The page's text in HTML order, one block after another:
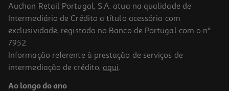
Caixa Em Vidro Redonda Actuel Hermética Com Válvula 0.4l
3.49 €/un
Auchan Retail Portugal, S.A. atua na qualidade de
Intermediário de Crédito a título acessório com
exclusividade, registado no Banco de Portugal com o nº
7952.
Informação referente à prestação de serviços de
intermediação de crédito, aqui.
Ao longo do ano